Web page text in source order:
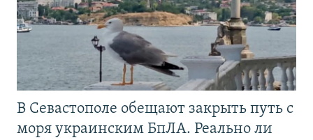
В Севастополе обещают закрыть путь с
моря украинским БпЛА. Реально ли